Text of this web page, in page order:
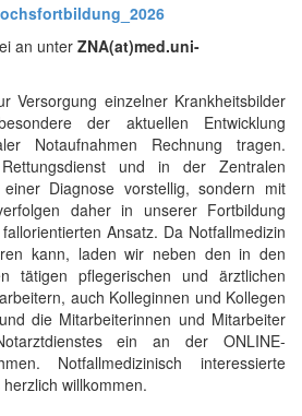
an unter ZNA(at)med.uni-
Versorgung einzelner Krankheitsbilder
der aktuellen Entwicklung
Notaufnahmen Rechnung tragen.
und in der Zentralen
Diagnose vorstellig, sondern mit
daher in unserer Fortbildung
Ansatz. Da Notfallmedizin
kann, laden wir neben den in den
tätigen pflegerischen und ärztlichen
auch Kolleginnen und Kollegen
die Mitarbeiterinnen und Mitarbeiter
ein an der ONLINE-
Notfallmedizinisch interessierte
willkommen.